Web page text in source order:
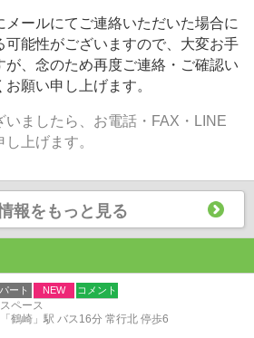
ールにてご連絡いただいた場合に
可能性がございますので、大変お手
が、念のため再度ご連絡・ご確認い
願い申し上げます。
いましたら、お電話・FAX・LINE
上げます。
報をもっと見る
ート NEW コメント
ペース
鶴崎」駅 バス16分 常行北 停歩6